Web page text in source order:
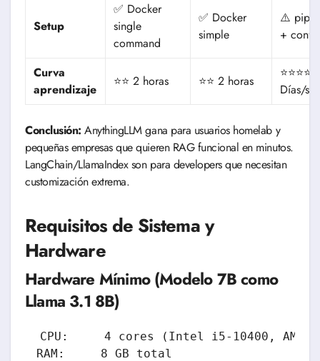
Setup
✅ Docker
single
command
✅ Docker
simple
⚠️ pip
+
Curva
aprendizaje
⭐⭐ 2 horas ⭐⭐ 2 horas
⭐⭐⭐⭐
Días/
Conclusión: AnythingLLM gana para usuarios homelab y
pequeñas empresas que quieren RAG funcional en minutos.
LangChain/LlamaIndex son para developers que necesitan
customización extrema.
Requisitos de Sistema y
Hardware
Hardware Mínimo (Modelo 7B como
Llama 3.1 8B)
CPU:     4 cores (Intel i5-10400, AMD
RAM:     8 GB total